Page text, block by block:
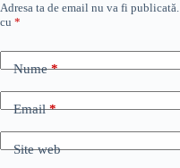
Adresa ta de email nu va fi publicată.
cu *
Nume*
Email*
Site web